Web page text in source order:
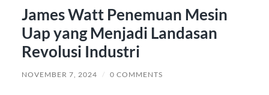
James Watt Penemuan Mesin
Uap yang Menjadi Landasan
Revolusi Industri
NOVEMBER 7, 2024 / 0 COMMENTS